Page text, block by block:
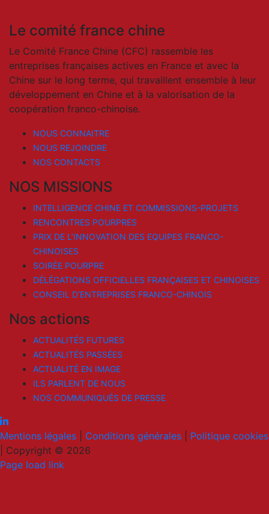
Le comité france chine
Le Comité France Chine (CFC) rassemble les
entreprises françaises actives en France et avec la
Chine sur le long terme, qui travaillent ensemble à leur
développement en Chine et à la valorisation de la
coopération franco-chinoise.
NOUS CONNAITRE
NOUS REJOINDRE
NOS CONTACTS
NOS MISSIONS
INTELLIGENCE CHINE ET COMMISSIONS-PROJETS
RENCONTRES POURPRES
PRIX DE L’INNOVATION DES EQUIPES FRANCO-
CHINOISES
SOIRÉE POURPRE
DÉLÉGATIONS OFFICIELLES FRANÇAISES ET CHINOISES
CONSEIL D’ENTREPRISES FRANCO-CHINOIS
Nos actions
ACTUALITÉS FUTURES
ACTUALITÉS PASSÉES
ACTUALITÉ EN IMAGE
ILS PARLENT DE NOUS
NOS COMMUNIQUÉS DE PRESSE
Mentions légales Conditions générales
Politique cookies
Copyright © 2026
LinkedIn
Email
Page load link